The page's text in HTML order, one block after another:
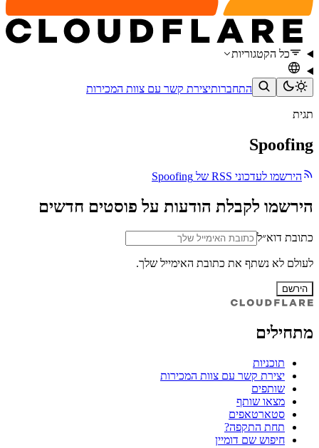
כל הקטגוריות
התחברותיצירת קשר עם צוות המכירות
תגית
Spoofing
הירשמו לעדכוני RSS של Spoofing
הירשמו לקבלת הודעות על פוסטים חדשים
כתובת דוא״ל
לעולם לא נשתף את כתובת האימייל שלך.
הירשם
מתחילים
תוכניות
יצירת קשר עם צוות המכירות
שותפים
מצאו שותף
סטארטאפים
תחת התקפה?
חיפוש שם דומיין